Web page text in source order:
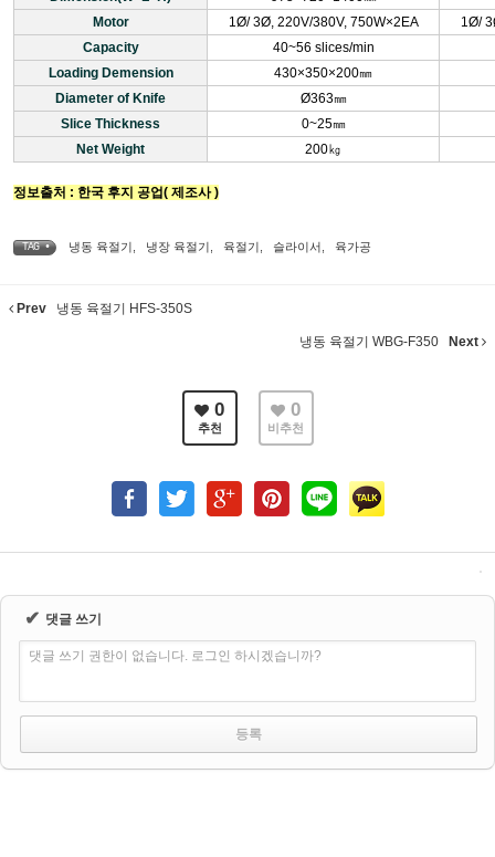
Motor
1Ø/ 3Ø, 220V/380V, 750W×2EA
1Ø/
Capacity
40~56 slices/min
Loading Demension
430×350×200㎜
Diameter of Knife
Ø363㎜
Slice Thickness
0~25㎜
Net Weight
200㎏
정보출처 : 한국 후지 공업( 제조사 )
TAG • 냉동 육절기 냉장 육절기 육절기 슬라이서 육가공
Prev 냉동 육절기 HFS-350S
냉동 육절기 WBG-F350 Next
0
추천
0
비추천
✔ 댓글 쓰기
댓글 쓰기 권한이 없습니다. 로그인 하시겠습니까?